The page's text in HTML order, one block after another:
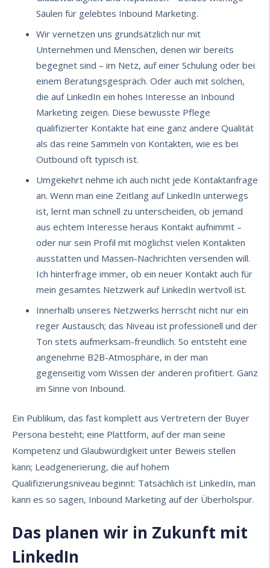
Säulen für gelebtes Inbound Marketing.
Wir vernetzen uns grundsätzlich nur mit
Unternehmen und Menschen, denen wir bereits
begegnet sind – im Netz, auf einer Schulung oder bei
einem Beratungsgespräch. Oder auch mit solchen,
die auf LinkedIn ein hohes Interesse an Inbound
Marketing zeigen. Diese bewusste Pflege
qualifizierter Kontakte hat eine ganz andere Qualität
als das reine Sammeln von Kontakten, wie es bei
Outbound oft typisch ist.
Umgekehrt nehme ich auch nicht jede Kontaktanfrage
an. Wenn man eine Zeitlang auf LinkedIn unterwegs
ist, lernt man schnell zu unterscheiden, ob jemand
aus echtem Interesse heraus Kontakt aufnimmt –
oder nur sein Profil mit möglichst vielen Kontakten
ausstatten und Massen-Nachrichten versenden will.
Ich hinterfrage immer, ob ein neuer Kontakt auch für
mein gesamtes Netzwerk auf LinkedIn wertvoll ist.
Innerhalb unseres Netzwerks herrscht nicht nur ein
reger Austausch; das Niveau ist professionell und der
Ton stets aufmerksam-freundlich. So entsteht eine
angenehme B2B-Atmosphäre, in der man
gegenseitig vom Wissen der anderen profitiert. Ganz
im Sinne von Inbound.
Ein Publikum, das fast komplett aus Vertretern der Buyer
Persona besteht; eine Plattform, auf der man seine
Kompetenz und Glaubwürdigkeit unter Beweis stellen
kann; Leadgenerierung, die auf hohem
Qualifizierungsniveau beginnt: Tatsächlich ist LinkedIn, man
kann es so sagen, Inbound Marketing auf der Überholspur.
Das planen wir in Zukunft mit
LinkedIn